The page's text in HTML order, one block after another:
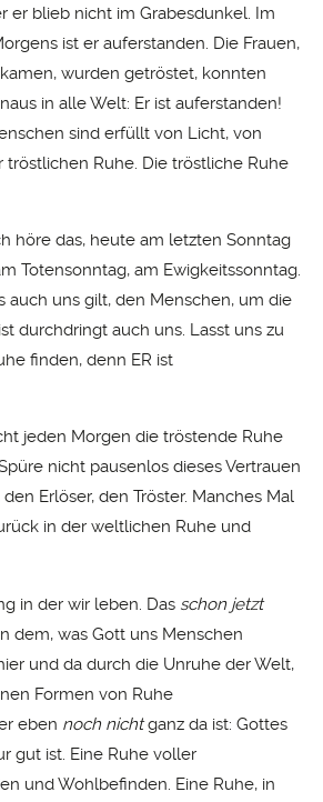
er blieb nicht im Grabesdunkel. Im
ist er auferstanden. Die Frauen,
wurden getröstet, konnten
in alle Welt: Er ist auferstanden!
sind erfüllt von Licht, von
tröstlichen Ruhe. Die tröstliche Ruhe
höre das, heute am letzten Sonntag
Totensonntag, am Ewigkeitssonntag.
auch uns gilt, den Menschen, um die
durchdringt auch uns. Lasst uns zu
finden, denn ER ist
jeden Morgen die tröstende Ruhe
nicht pausenlos dieses Vertrauen
Erlöser, den Tröster. Manches Mal
in der weltlichen Ruhe und
in der wir leben. Das schon jetzt
dem, was Gott uns Menschen
und da durch die Unruhe der Welt,
Formen von Ruhe
eben noch nichtganz da ist: Gottes
gut ist. Eine Ruhe voller
und Wohlbefinden. Eine Ruhe, in